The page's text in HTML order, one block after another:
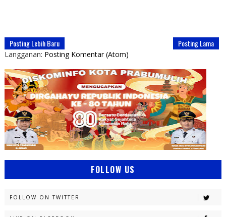
Posting Lebih Baru Posting Lama
Langganan: Posting Komentar (Atom)
FOLLOW US
FOLLOW ON TWITTER